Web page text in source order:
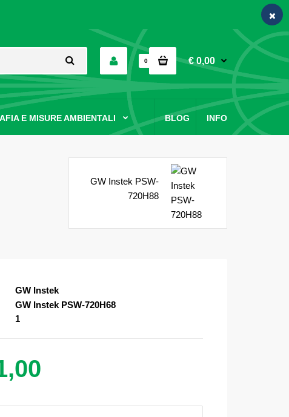
0 € 0,00
E MISURE AMBIENTALI INFO
BLOG
GW Instek PSW-
720H88
GW Instek
GW Instek PSW-720H68
1